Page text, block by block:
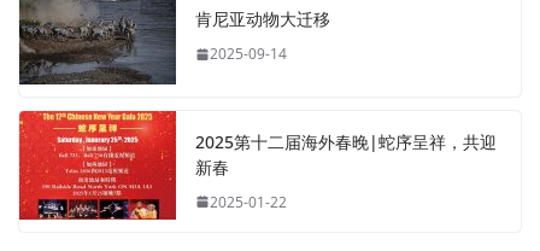
肯尼亚动物大迁移
2025-09-14
2025第十二届海外春晚|蛇序呈祥，共迎
新春
2025-01-22